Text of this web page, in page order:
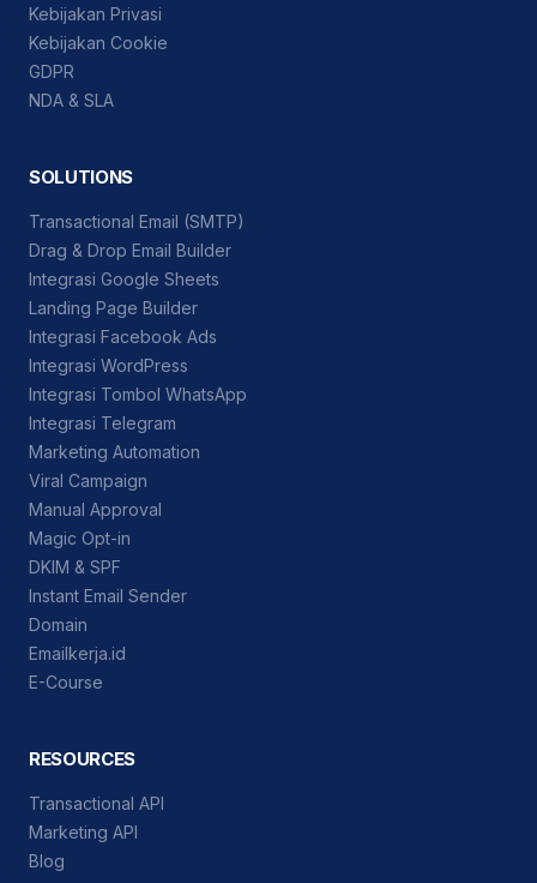
Kebijakan Privasi
Kebijakan Cookie
GDPR
NDA & SLA
SOLUTIONS
Transactional Email (SMTP)
Drag & Drop Email Builder
Integrasi Google Sheets
Landing Page Builder
Integrasi Facebook Ads
Integrasi WordPress
Integrasi Tombol WhatsApp
Integrasi Telegram
Marketing Automation
Viral Campaign
Manual Approval
Magic Opt-in
DKIM & SPF
Instant Email Sender
Domain
Emailkerja.id
E-Course
RESOURCES
Transactional API
Marketing API
Blog